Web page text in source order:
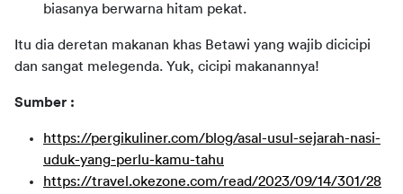
biasanya berwarna hitam pekat.
Itu dia deretan makanan khas Betawi yang wajib dicicipi
dan sangat melegenda. Yuk, cicipi makanannya!
Sumber :
https://pergikuliner.com/blog/asal-usul-sejarah-nasi-
uduk-yang-perlu-kamu-tahu
https://travel.okezone.com/read/2023/09/14/301/28